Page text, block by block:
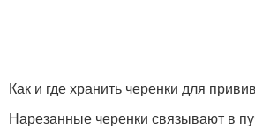
Как и где хранить черенки для
Нарезанные черенки связывают в